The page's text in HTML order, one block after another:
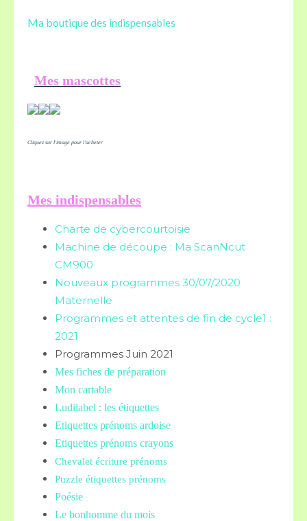
Ma boutique des indispensables
Mes mascottes
Cliquez sur l'image pour l'acheter
Mes indispensables
Charte de cybercourtoisie
Machine de découpe : Ma ScanNcut
CM900
Nouveaux programmes 30/07/2020
Maternelle
Programmes et attentes de fin de cycle1 :
2021
Programmes Juin 2021
Mes fiches de préparation
Mon cartable
Ludilabel : les étiquettes
Etiquettes prénoms ardoise
Etiquettes prénoms crayons
Chevalet écriture prénoms
Puzzle étiquettes prénoms
Poésie
Le bonhomme du mois